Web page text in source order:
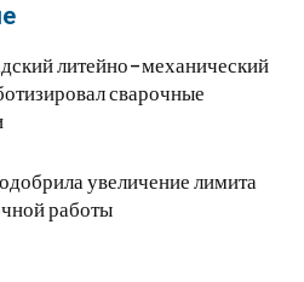
литейно-механический
сварочные
увеличение лимита
работы